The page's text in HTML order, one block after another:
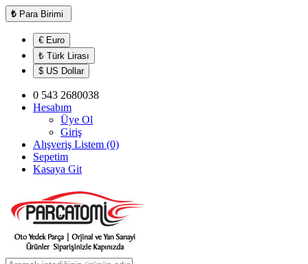
₺ Para Birimi
€ Euro
₺ Türk Lirası
$ US Dollar
0 543 2680038
Hesabım
Üye Ol
Giriş
Alışveriş Listem (0)
Sepetim
Kasaya Git